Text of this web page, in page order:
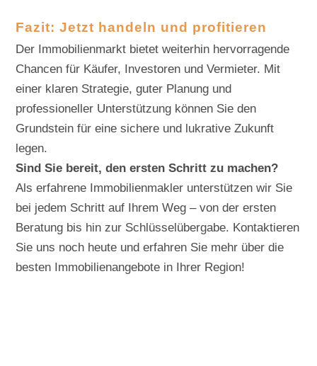
Fazit: Jetzt handeln und profitieren
Der Immobilienmarkt bietet weiterhin hervorragende
Chancen für Käufer, Investoren und Vermieter. Mit
einer klaren Strategie, guter Planung und
professioneller Unterstützung können Sie den
Grundstein für eine sichere und lukrative Zukunft
legen.
Sind Sie bereit, den ersten Schritt zu machen?
Als erfahrene Immobilienmakler unterstützen wir Sie
bei jedem Schritt auf Ihrem Weg – von der ersten
Beratung bis hin zur Schlüsselübergabe. Kontaktieren
Sie uns noch heute und erfahren Sie mehr über die
besten Immobilienangebote in Ihrer Region!